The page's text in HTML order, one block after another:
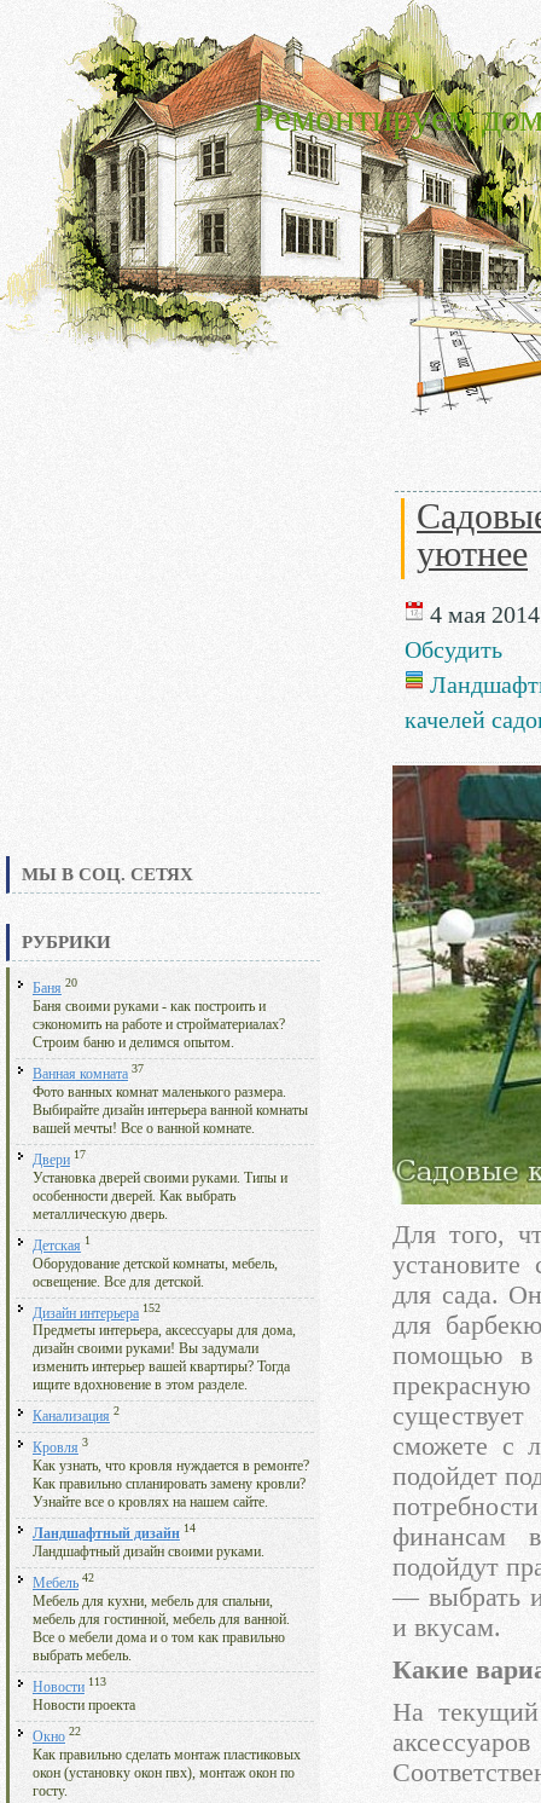
Ремонтируем
МЫ В СОЦ. СЕТЯХ
РУБРИКИ
Баня 20
Баня своими руками - как построить и
сэкономить на работе и стройматериалах?
Строим баню и делимся опытом.
Ванная комната 37
Фото ванных комнат маленького размера.
Выбирайте дизайн интерьера ванной комнаты
вашей мечты! Все о ванной комнате.
Двери 17
Установка дверей своими руками. Типы и
особенности дверей. Как выбрать
металлическую дверь.
Детская 1
Оборудование детской комнаты, мебель,
освещение. Все для детской.
Дизайн интерьера 152
Предметы интерьера, аксессуары для дома,
дизайн своими руками! Вы задумали
изменить интерьер вашей квартиры? Тогда
ищите вдохновение в этом разделе.
Канализация 2
Кровля 3
Как узнать, что кровля нуждается в ремонте?
Как правильно спланировать замену кровли?
Узнайте все о кровлях на нашем сайте.
Ландшафтный дизайн 14
Ландшафтный дизайн своими руками.
Мебель 42
Мебель для кухни, мебель для спальни,
мебель для гостинной, мебель для ванной.
Все о мебели дома и о том как правильно
выбрать мебель.
Новости 113
Новости проекта
Окно 22
Как правильно сделать монтаж пластиковых
окон (установку окон пвх), монтаж окон по
госту.
уютнее
4 мая 2014
Обсудить
качелей
Для того,
для сада.
для
помощью в
сможете с
подойдет
финансам
подойдут
— выбрать
и вкусам.
Какие
На текущий